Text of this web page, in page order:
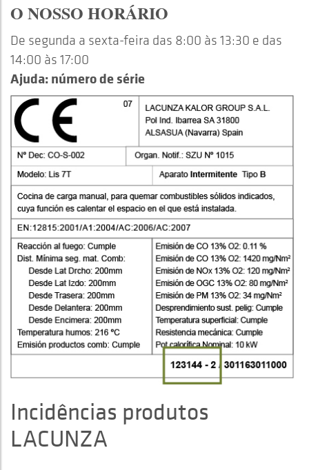
O NOSSO HORÁRIO
De segunda a sexta-feira das 8:00 às 13:30 e das
14:00 às 17:00
Ajuda: número de série
Incidências produtos
LACUNZA